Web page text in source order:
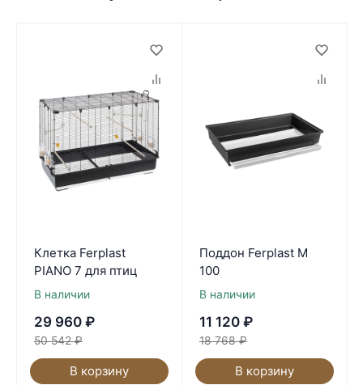
Клетка Ferplast
PIANO 7 для птиц
В наличии
29 960 ₽
50 542 ₽
В корзину
Поддон Ferplast M
100
В наличии
11 120 ₽
18 768 ₽
В корзину